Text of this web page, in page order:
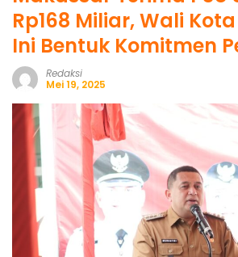
Rp168 Miliar, Wali
Ini Bentuk Komitmen
Redaksi
Mei 19, 2025